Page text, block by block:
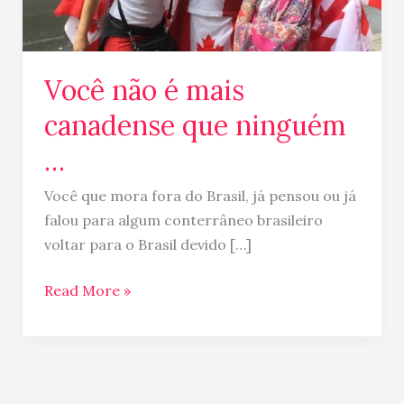
Você não é mais
canadense que ninguém
…
Você que mora fora do Brasil, já pensou ou já
falou para algum conterrâneo brasileiro
voltar para o Brasil devido […]
…
Read More »